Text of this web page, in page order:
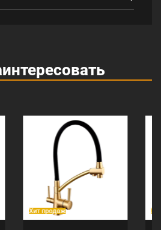
Хит продаж